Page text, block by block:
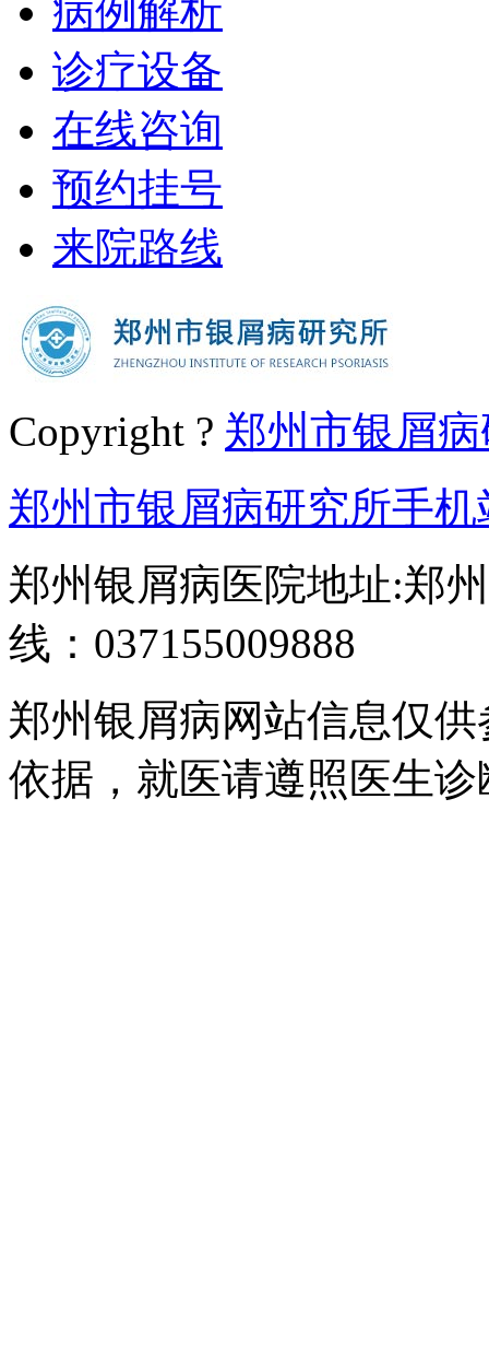
病例解析
诊疗设备
在线咨询
预约挂号
来院路线
Copyright ? 郑州市银屑
郑州市银屑病研究所手机
郑州银屑病医院地址:郑
线：037155009888
郑州银屑病网站信息仅
依据，就医请遵照医生诊